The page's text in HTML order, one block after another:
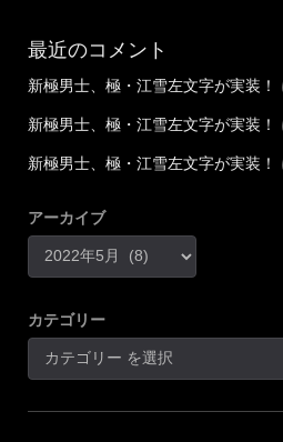
最近のコメント
新極男士、極・江雪左文字が実装！
新極男士、極・江雪左文字が実装！
新極男士、極・江雪左文字が実装！
アーカイブ
カテゴリー